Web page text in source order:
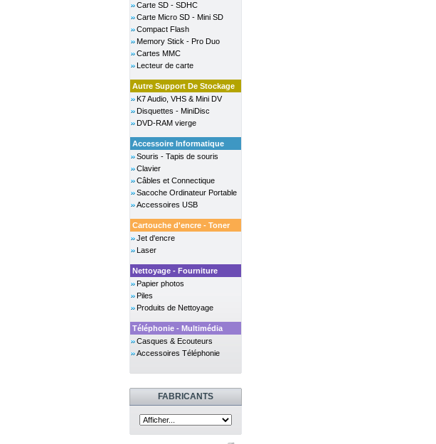
Carte SD - SDHC
Carte Micro SD - Mini SD
Compact Flash
Memory Stick - Pro Duo
Cartes MMC
Lecteur de carte
Autre Support De Stockage
K7 Audio, VHS & Mini DV
Disquettes - MiniDisc
DVD-RAM vierge
Accessoire Informatique
Souris - Tapis de souris
Clavier
Câbles et Connectique
Sacoche Ordinateur Portable
Accessoires USB
Cartouche d'encre - Toner
Jet d'encre
Laser
Nettoyage - Fourniture
Papier photos
Piles
Produits de Nettoyage
Téléphonie - Multimédia
Casques & Ecouteurs
Accessoires Téléphonie
FABRICANTS